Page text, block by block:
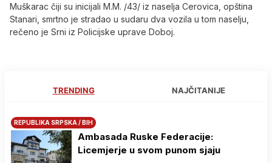
Muškarac čiji su inicijali M.M. /43/ iz naselja Cerovica, opština
Stanari, smrtno je stradao u sudaru dva vozila u tom naselju,
rečeno je Srni iz Policijske uprave Doboj.
TRENDING NAJČITANIJE
REPUBLIKA SRPSKA / BIH
Ambasada Ruske Federacije:
Licemjerje u svom punom sjaju